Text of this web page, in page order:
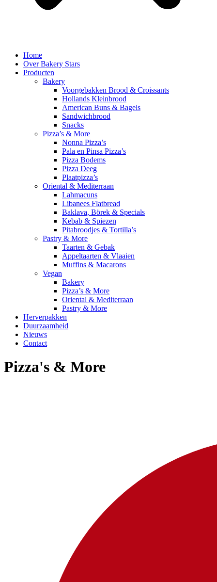
Home
Over Bakery Stars
Producten
Bakery
Voorgebakken Brood & Croissants
Hollands Kleinbrood
American Buns & Bagels
Sandwichbrood
Snacks
Pizza’s & More
Nonna Pizza’s
Pala en Pinsa Pizza’s
Pizza Bodems
Pizza Deeg
Plaatpizza’s
Oriental & Mediterraan
Lahmacuns
Libanees Flatbread
Baklava, Börek & Specials
Kebab & Spiezen
Pitabroodjes & Tortilla’s
Pastry & More
Taarten & Gebak
Appeltaarten & Vlaaien
Muffins & Macarons
Vegan
Bakery
Pizza’s & More
Oriental & Mediterraan
Pastry & More
Herverpakken
Duurzaamheid
Nieuws
Contact
Pizza's & More